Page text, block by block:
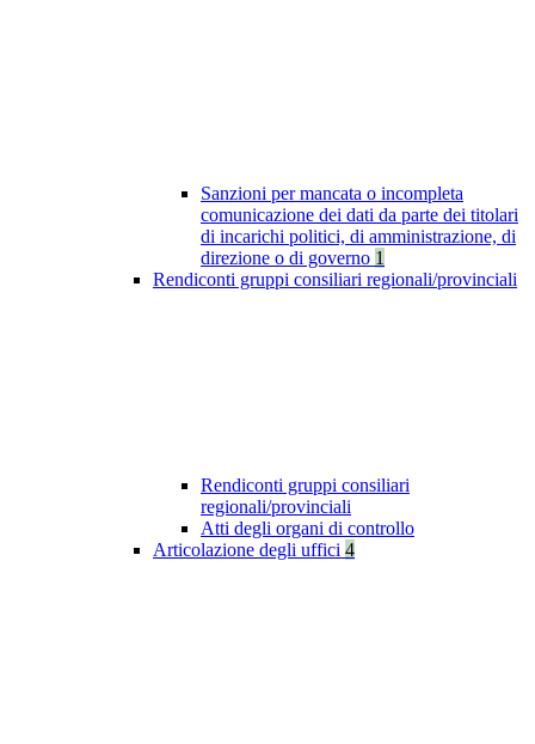
Sanzioni per mancata o incompleta
comunicazione dei dati da parte dei titolari
di incarichi politici, di amministrazione, di
direzione o di governo 1
Rendiconti gruppi consiliari regionali/provinciali
Rendiconti gruppi consiliari
regionali/provinciali
Atti degli organi di controllo
Articolazione degli uffici 4